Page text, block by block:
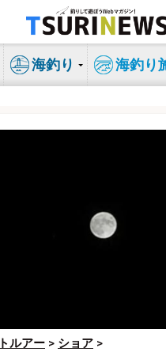
海釣り 海釣り
ルアー > ショア >